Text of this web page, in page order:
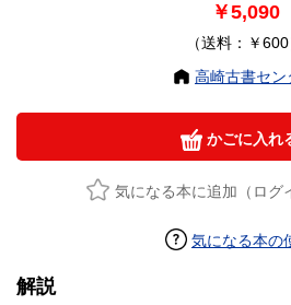
￥5,090
（送料：￥600
高崎古書セン
かごに入れ
気になる本に追加（ログ
気になる本の
解説